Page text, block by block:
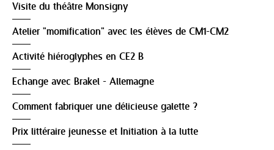
Visite du théâtre Monsigny
Atelier "momification" avec les élèves de CM1-CM2
Activité hiéroglyphes en CE2 B
Echange avec Brakel - Allemagne
Comment fabriquer une délicieuse galette ?
Prix littéraire jeunesse et Initiation à la lutte